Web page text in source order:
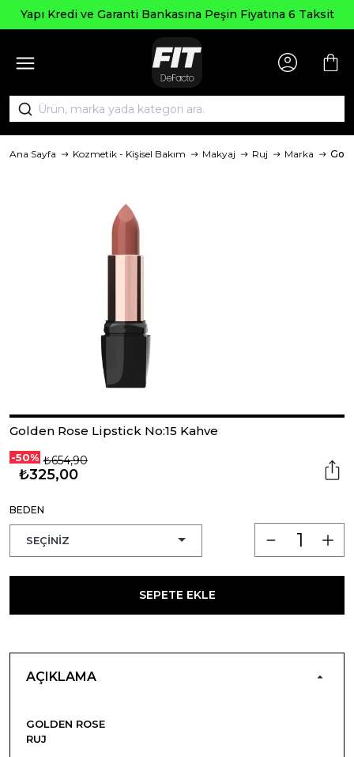
Yapı Kredi ve Garanti Bankasına Peşin Fiyatına 6 Taksit
Ana Sayfa Kozmetik - Kişisel Bakım Makyaj Ruj Marka
Golden Rose Lipstick No:15 Kahve
-50% ₺654,90
₺325,00
BEDEN
SEPETE EKLE
AÇIKLAMA
GOLDEN ROSE
RUJ